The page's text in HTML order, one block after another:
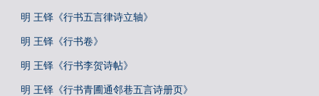
明 王铎《行书五言律诗立轴》
明 王铎《行书卷》
明 王铎《行书李贺诗帖》
明 王铎《行书青圃通邻巷五言诗册页》